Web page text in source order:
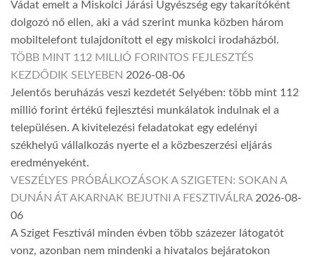
Vádat emelt a Miskolci Járási Ügyészség egy takarítóként
dolgozó nő ellen, aki a vád szerint munka közben három
mobiltelefont tulajdonított el egy miskolci irodaházból.
TÖBB MINT 112 MILLIÓ FORINTOS FEJLESZTÉS
KEZDŐDIK SELYEBEN 2026-08-06
Jelentős beruházás veszi kezdetét Selyében: több mint 112
millió forint értékű fejlesztési munkálatok indulnak el a
településen. A kivitelezési feladatokat egy edelényi
székhelyű vállalkozás nyerte el a közbeszerzési eljárás
eredményeként.
VESZÉLYES PRÓBÁLKOZÁSOK A SZIGETEN: SOKAN A
DUNÁN ÁT AKARNAK BEJUTNI A FESZTIVÁLRA 2026-08-
06
A Sziget Fesztivál minden évben több százezer látogatót
vonz, azonban nem mindenki a hivatalos bejáratokon